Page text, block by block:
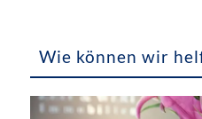
Wie können wir